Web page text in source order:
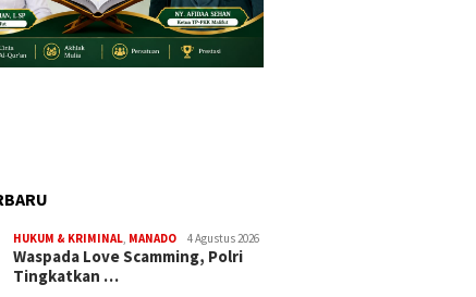
HUKUM & KRIMINAL, MANADO 4 Agustus 2026
Waspada Love Scamming, Polri
Tingkatkan …